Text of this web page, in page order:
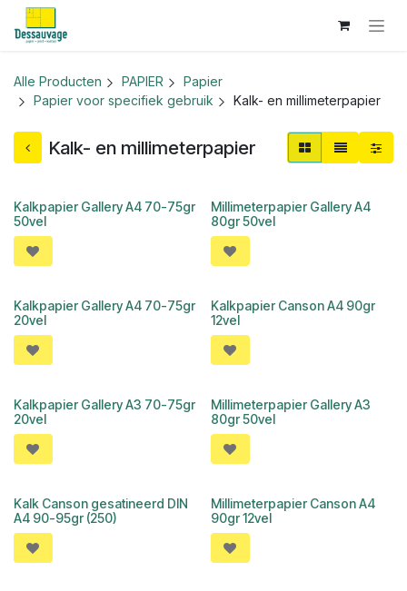
Overslaan naar inhoud
Alle Producten PAPIER
Papier
Papier voor specifiek gebruik
Kalk- en millimeterpapier
Kalk- en millimeterpapier
Kalkpapier Gallery A4 70-75gr
50vel
Millimeterpapier Gallery A4
80gr 50vel
Kalkpapier Gallery A4 70-75gr
20vel
Kalkpapier Canson A4 90gr
12vel
Kalkpapier Gallery A3 70-75gr
20vel
Millimeterpapier Gallery A3
80gr 50vel
Kalk Canson gesatineerd DIN
A4 90-95gr (250)
Millimeterpapier Canson A4
90gr 12vel